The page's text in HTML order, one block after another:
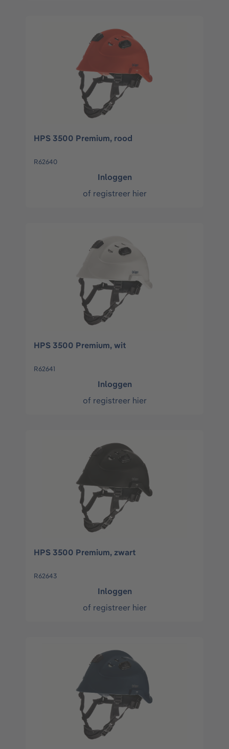
HPS 3500 Premium, rood
R62640
Inloggen
of registreer hier
HPS 3500 Premium, wit
R62641
Inloggen
of registreer hier
HPS 3500 Premium, zwart
R62643
Inloggen
of registreer hier